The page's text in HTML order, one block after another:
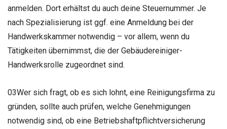
anmelden. Dort erhältst du auch deine Steuernummer. Je
nach Spezialisierung ist ggf. eine Anmeldung bei der
Handwerkskammer notwendig – vor allem, wenn du
Tätigkeiten übernimmst, die der Gebäudereiniger-
Handwerksrolle zugeordnet sind.
03Wer sich fragt, ob es sich lohnt, eine Reinigungsfirma zu
gründen, sollte auch prüfen, welche Genehmigungen
notwendig sind, ob eine Betriebshaftpflichtversicherung